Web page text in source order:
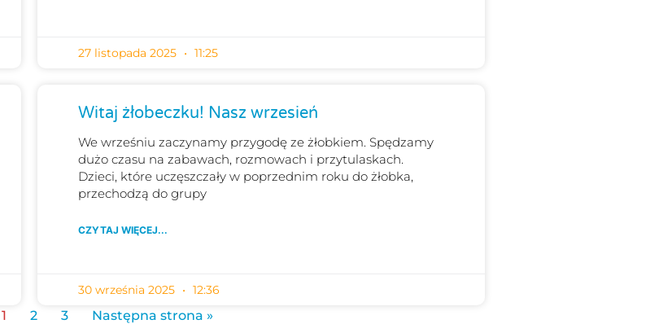
27 listopada 2025 11:25
Witaj żłobeczku! Nasz wrzesień
We wrześniu zaczynamy przygodę ze żłobkiem. Spędzamy
dużo czasu na zabawach, rozmowach i przytulaskach.
Dzieci, które uczęszczały w poprzednim roku do żłobka,
przechodzą do grupy
CZYTAJ WIĘCEJ...
30 września 2025 12:36
1 2 3 Następna strona »